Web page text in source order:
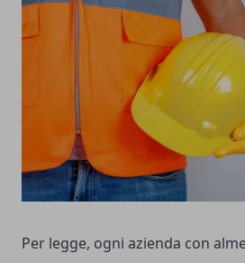
Per legge, ogni azienda con